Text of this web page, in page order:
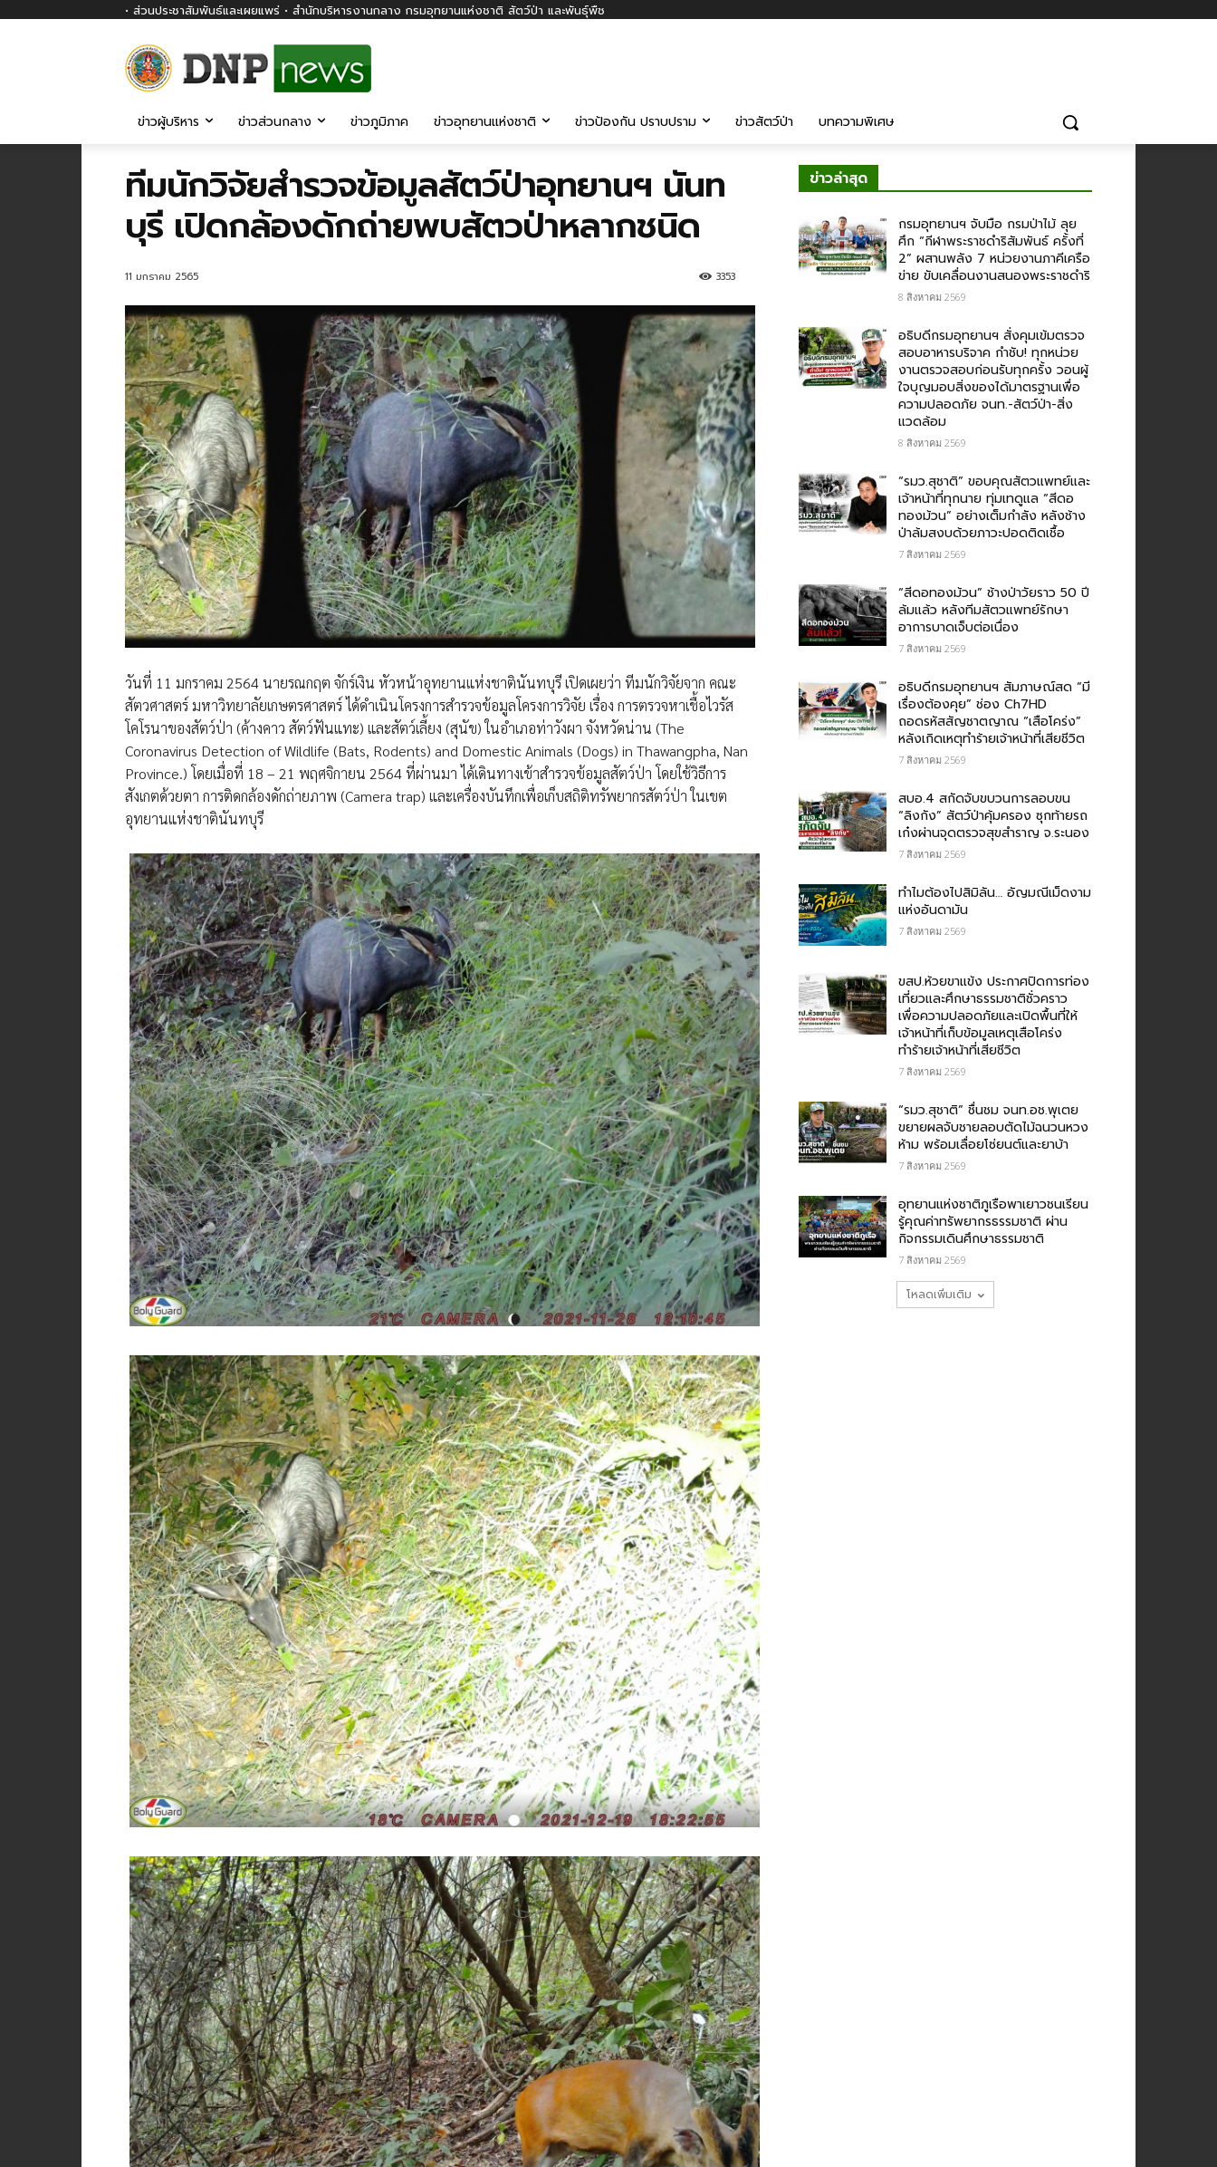
• ส่วนประชาสัมพันธ์และเผยแพร่ • สำนักบริหารงานกลาง กรมอุทยานแห่งชาติ สัตว์ป่า และพันธุ์พืช
ข่าวผู้บริหาร ข่าวส่วนกลาง ข่าวภูมิภาค ข่าวอุทยานแห่งชาติ ข่าวป้องกัน ปราบปราม ข่าวสัตว์ป่า บทความพิเศษ
ทีมนักวิจัยสำรวจข้อมูลสัตว์ป่าอุทยานฯ นันท
บุรี เปิดกล้องดักถ่ายพบสัตวป่าหลากชนิด
11 มกราคม 2565 3353
วันที่ 11 มกราคม 2564 นายรณกฤต จักร์เงิน หัวหน้าอุทยานแห่งชาตินันทบุรี เปิดเผยว่า ทีมนักวิจัยจาก คณะ
สัตวศาสตร์ มหาวิทยาลัยเกษตรศาสตร์ ได้ดำเนินโครงการสำรวจข้อมูลโครงการวิจัย เรื่อง การตรวจหาเชื้อไวรัส
โคโรนาของสัตว์ป่า (ค้างคาว สัตว์ฟันแทะ) และสัตว์เลี้ยง (สุนัข) ในอำเภอท่าวังผา จังหวัดน่าน (The
Coronavirus Detection of Wildlife (Bats, Rodents) and Domestic Animals (Dogs) in Thawangpha, Nan
Province.) โดยเมื่อที่ 18 – 21 พฤศจิกายน 2564 ที่ผ่านมา ได้เดินทางเข้าสำรวจข้อมูลสัตว์ป่า โดยใช้วิธีการ
สังเกตด้วยตา การติดกล้องดักถ่ายภาพ (Camera trap) และเครื่องบันทึกเพื่อเก็บสถิติทรัพยากรสัตว์ป่า ในเขต
อุทยานแห่งชาตินันทบุรี
ข่าวล่าสุด
กรมอุทยานฯ จับมือ กรมป่าไม้ ลุย
ศึก “กีฬาพระราชดำริสัมพันธ์ ครั้งที่
2” ผสานพลัง 7 หน่วยงานภาคีเครือ
ข่าย ขับเคลื่อนงานสนองพระราชดำริ
8 สิงหาคม 2569
อธิบดีกรมอุทยานฯ สั่งคุมเข้มตรวจ
สอบอาหารบริจาค​ กำชับ! ทุกหน่วย
งานตรวจสอบก่อนรับทุกครั้ง วอนผู้
ใจบุญมอบสิ่งของได้มาตรฐานเพื่อ
ความปลอดภัย​ จนท.-สัตว์ป่า-สิ่ง
แวดล้อม
8 สิงหาคม 2569
“รมว.สุชาติ” ขอบคุณสัตวแพทย์และ
เจ้าหน้าที่ทุกนาย ทุ่มเทดูแล “สีดอ
ทองม้วน” อย่างเต็มกำลัง หลังช้าง
ป่าล้มสงบด้วยภาวะปอดติดเชื้อ
7 สิงหาคม 2569
“สีดอทองม้วน” ช้างป่าวัยราว 50 ปี
ล้มแล้ว หลังทีมสัตวแพทย์รักษา
อาการบาดเจ็บต่อเนื่อง
7 สิงหาคม 2569
อธิบดีกรมอุทยานฯ สัมภาษณ์สด “มี
เรื่องต้องคุย” ช่อง Ch7HD
ถอดรหัสสัญชาตญาณ “เสือโคร่ง”
หลังเกิดเหตุทำร้ายเจ้าหน้าที่เสียชีวิต
7 สิงหาคม 2569
สบอ.4 สกัดจับขบวนการลอบขน
“ลิงกัง” สัตว์ป่าคุ้มครอง ซุกท้ายรถ
เก๋งผ่านจุดตรวจสุขสำราญ จ.ระนอง
7 สิงหาคม 2569
ทำไมต้องไปสิมิลัน… อัญมณีเม็ดงาม
แห่งอันดามัน
7 สิงหาคม 2569
ขสป.ห้วยขาแข้ง ประกาศปิดการท่อง
เที่ยวและศึกษาธรรมชาติชั่วคราว
เพื่อความปลอดภัยและเปิดพื้นที่ให้
เจ้าหน้าที่เก็บข้อมูลเหตุเสือโคร่ง
ทำร้ายเจ้าหน้าที่เสียชีวิต
7 สิงหาคม 2569
“รมว.สุชาติ” ชื่นชม​ จนท.อช.พุเตย​
ขยายผลจับชายลอบตัดไม้ฉนวนหวง
ห้าม พร้อมเลื่อยโซ่ยนต์และยาบ้า
7 สิงหาคม 2569
อุทยานแห่งชาติภูเรือพาเยาวชนเรียน
รู้คุณค่าทรัพยากรธรรมชาติ ผ่าน
กิจกรรมเดินศึกษาธรรมชาติ
7 สิงหาคม 2569
โหลดเพิ่มเติม